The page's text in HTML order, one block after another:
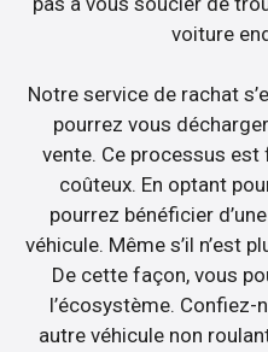
voiture
Notre service de rachat
pourrez vous
vente. Ce processus
coûteux. En optant
pourrez bénéficier
véhicule. Même s’il n’est
De cette façon, vous
l’écosystème.
autre véhicule non